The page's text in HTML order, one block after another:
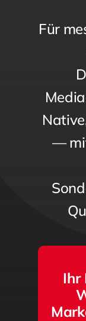
Für
—
Ihr